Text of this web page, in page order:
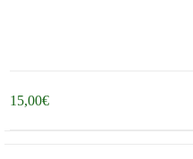
15,00€